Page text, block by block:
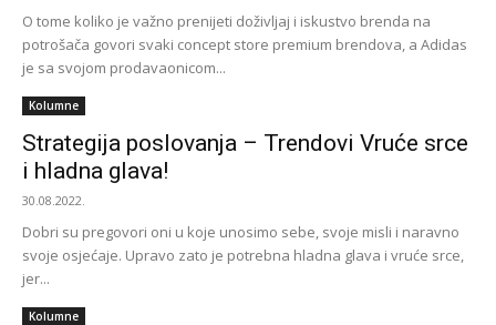
O tome koliko je važno prenijeti doživljaj i iskustvo brenda na
potrošača govori svaki concept store premium brendova, a Adidas
je sa svojom prodavaonicom...
Kolumne
Strategija poslovanja – Trendovi Vruće srce
i hladna glava!
30.08.2022.
Dobri su pregovori oni u koje unosimo sebe, svoje misli i naravno
svoje osjećaje. Upravo zato je potrebna hladna glava i vruće srce,
jer...
Kolumne